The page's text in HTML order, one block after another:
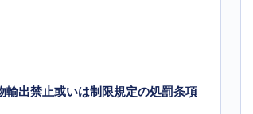
輸出禁止或いは制限規定の処罰条項